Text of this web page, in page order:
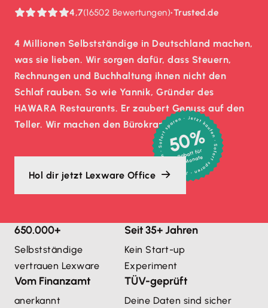
4,7(16502 Bewertungen)•Trusted.de
4 Millionen Selbstständige in Deutschland machen,
was sie lieben. Wir sorgen dafür, dass Steuern,
Rechnungen und Buchhaltung ihnen nicht den
Schlaf rauben. So wie Yannik, Gründer des
HAWARA Restaurants. Er zaubert Genuss auf den
Teller. Wir machen den Bürokram.
50%
Rabatt für
3 Monate
Hol dir jetzt Lexware Office
650.000+
Selbstständige
vertrauen Lexware
Seit 35+ Jahren
Kein Start-up
Experiment
Vom Finanzamt
anerkannt
TÜV-geprüft
Deine Daten sind sicher